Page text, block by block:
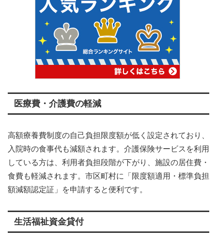
医療費・介護費の軽減
高額療養費制度の自己負担限度額が低く設定されており、
入院時の食事代も減額されます。介護保険サービスを利用
している方は、利用者負担段階が下がり、施設の居住費・
食費も軽減されます。市区町村に「限度額適用・標準負担
額減額認定証」を申請すると便利です。
生活福祉資金貸付